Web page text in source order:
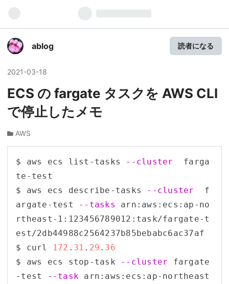
ablog 読者になる
2021-03-18
ECS の fargate タスクを AWS CLI
で停止したメモ
AWS
$ aws ecs list-tasks --cluster
  farga
te-test
$ aws ecs describe-tasks --cluster
  f
argate-test
--tasks arn:aws:ecs:ap-no
rtheast-1:123456789012:task/fargate-t
est/2db44988c2564237b85bebabc6ac37af
$ curl
172 . 31 . 29 . 36
$ aws ecs stop-task
--cluster fargate
-test
--task arn:aws:ecs:ap-northeast